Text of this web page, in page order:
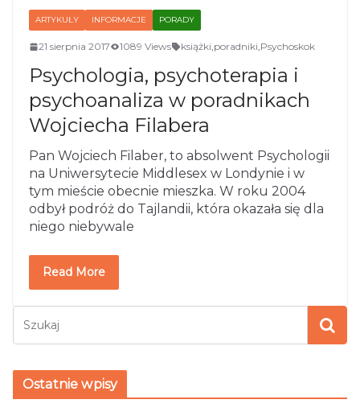
ARTYKUŁY INFORMACJE PORADY
21 sierpnia 2017 1089 Views książki poradniki Psychoskok
Psychologia, psychoterapia i
psychoanaliza w poradnikach
Wojciecha Filabera
Pan Wojciech Filaber, to absolwent Psychologii
na Uniwersytecie Middlesex w Londynie i w
tym mieście obecnie mieszka. W roku 2004
odbył podróż do Tajlandii, która okazała się dla
niego niebywale
Read More
Ostatnie wpisy